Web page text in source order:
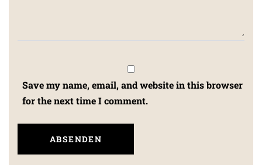
Save my name, email, and website in this browser
for the next time I comment.